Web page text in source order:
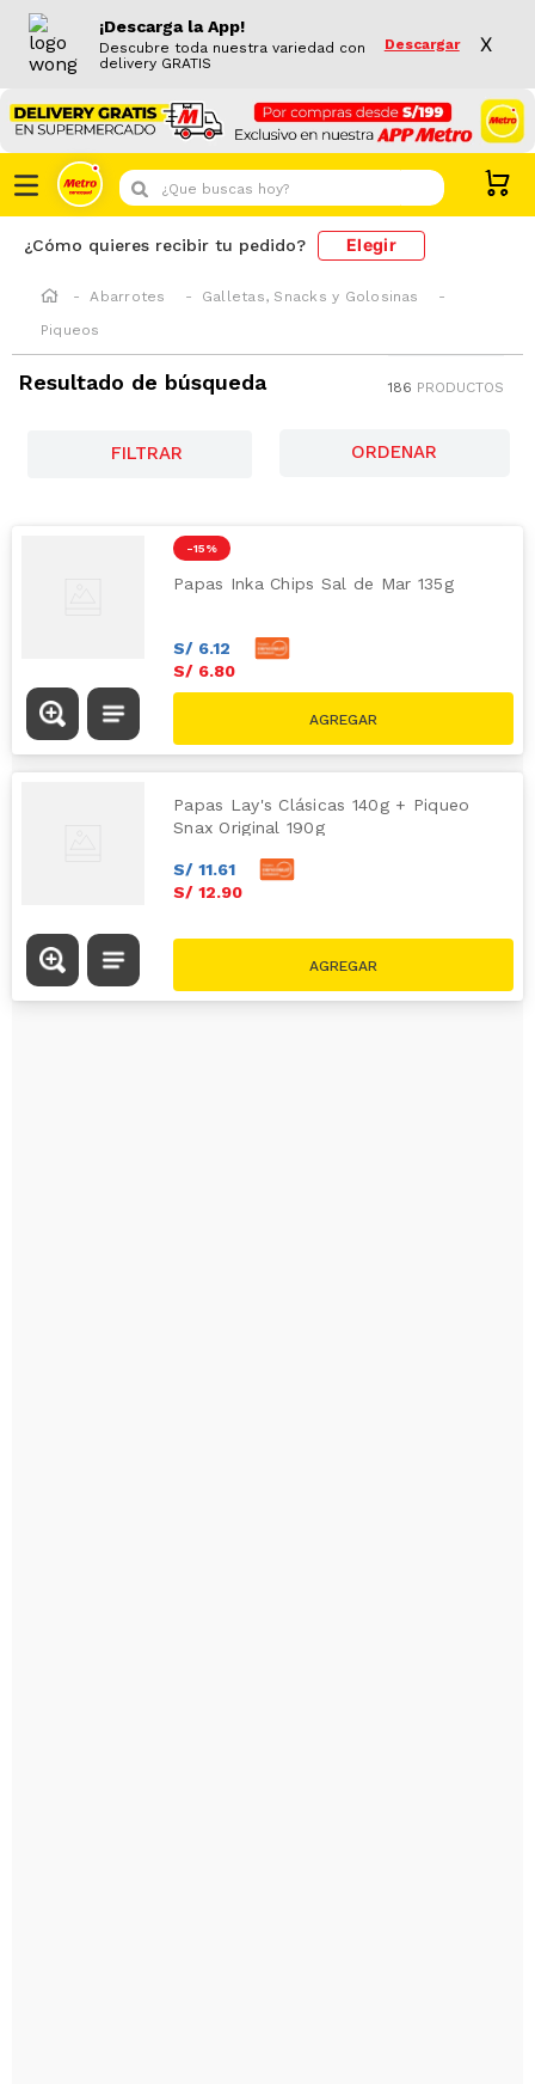
¡Descarga la App!
Descubre toda nuestra variedad con
delivery GRATIS
Descargar X
¿Que buscas hoy?
¿Cómo quieres recibir tu pedido? Elegir
Abarrotes
Galletas, Snacks y Golosinas
Piqueos
Resultado de búsqueda 186 PRODUCTOS
FILTRAR
-15 %
Papas Inka Chips Sal de Mar 135g
S/ 6.12
S/ 6.80
S/8.00
Papas Lay's Clásicas 140g + Piqueo
Snax Original 190g
S/ 11.61
S/ 12.90